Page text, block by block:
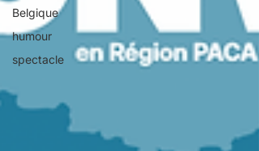
Belgique
humour
spectacle